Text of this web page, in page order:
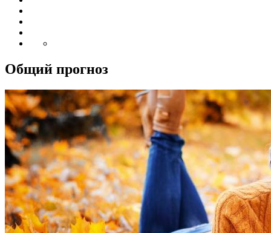
Общий прогноз